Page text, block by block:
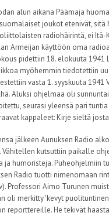
alun aikana Päämaja
joukot etenivät,
radiohäirintä, ei
Armeijan käyttöön oma
pidettiin 18. elokuuta
myöhemmin tiedotettiin
vasta 1. syyskuuta
Aluksi ohjelmaa oli
seurasi yleensä pari
kappaleet: Kirje sieltä
jälkeen Aunuksen Radio
kutsuttiin paikalle
ja humoristeja. Puheohjelmiin
Radio tuotti nimenomaan
Professori Aimo Turunen
oli merkitty 'kevyt
reporttereille. He tekivät